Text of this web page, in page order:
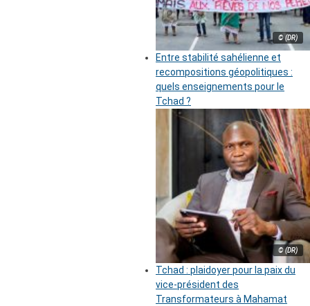
© (DR)
Entre stabilité sahélienne et
recompositions géopolitiques :
quels enseignements pour le
Tchad ?
© (DR)
Tchad : plaidoyer pour la paix du
vice-président des
Transformateurs à Mahamat